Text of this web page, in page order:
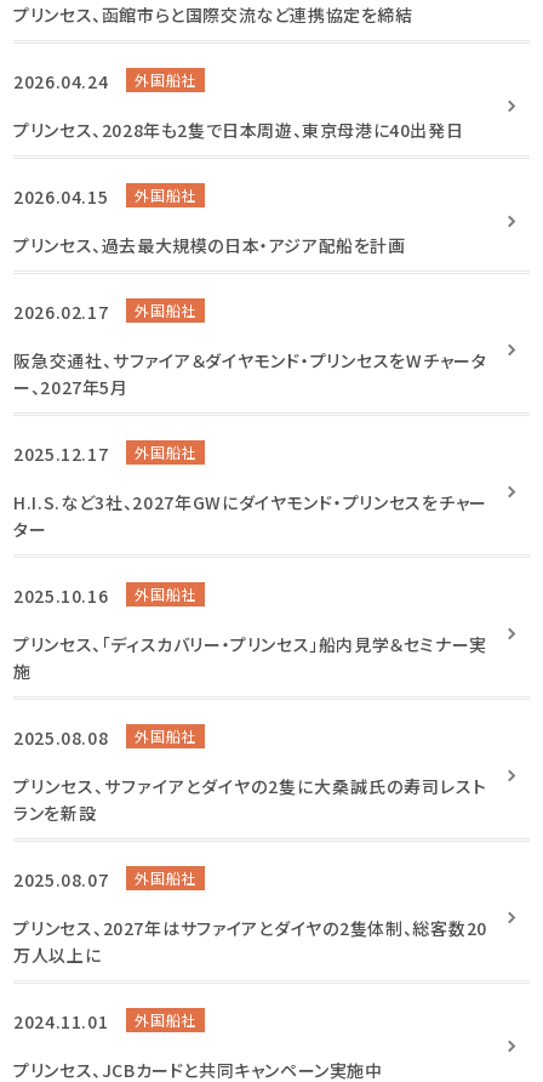
プリンセス、函館市らと国際交流など連携協定を締結
2026.04.24 外国船社
プリンセス、2028年も2隻で日本周遊、東京母港に40出発日
2026.04.15 外国船社
プリンセス、過去最大規模の日本・アジア配船を計画
2026.02.17 外国船社
阪急交通社、サファイア＆ダイヤモンド・プリンセスをWチャータ
ー、2027年5月
2025.12.17 外国船社
H.I.S.など3社、2027年GWにダイヤモンド・プリンセスをチャー
ター
2025.10.16 外国船社
プリンセス、「ディスカバリー・プリンセス」船内見学＆セミナー実
施
2025.08.08 外国船社
プリンセス、サファイアとダイヤの2隻に大桑誠氏の寿司レスト
ランを新設
2025.08.07 外国船社
プリンセス、2027年はサファイアとダイヤの2隻体制、総客数20
万人以上に
2024.11.01 外国船社
プリンセス、JCBカードと共同キャンペーン実施中